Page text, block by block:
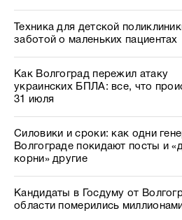
Техника для детской
заботой о маленьких пациентах
Как Волгоград пережил атаку
украинских БПЛА: все, что
31 июля
Силовики и сроки: как одни
Волгограде покидают посты и
корни» другие
Кандидаты в Госдуму от
области померились